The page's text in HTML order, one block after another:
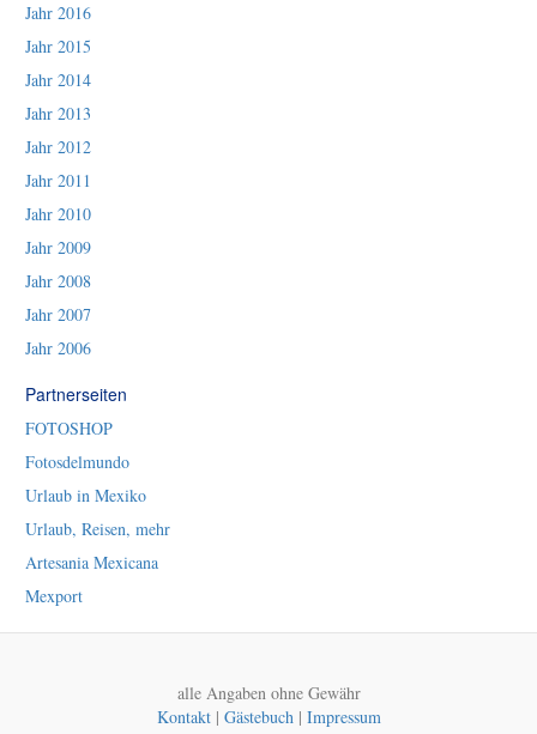
Jahr 2016
Jahr 2015
Jahr 2014
Jahr 2013
Jahr 2012
Jahr 2011
Jahr 2010
Jahr 2009
Jahr 2008
Jahr 2007
Jahr 2006
Partnerseiten
FOTOSHOP
Fotosdelmundo
Urlaub in Mexiko
Urlaub, Reisen, mehr
Artesania Mexicana
Mexport
alle Angaben ohne Gewähr
Kontakt| Gästebuch| Impressum